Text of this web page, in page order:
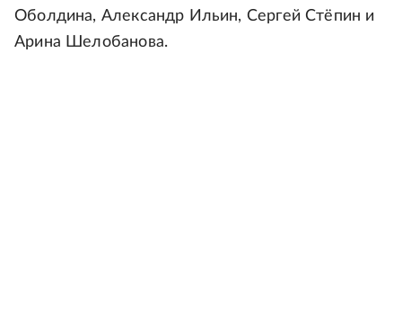
Оболдина, Александр Ильин, Сергей Стёпин и
Арина Шелобанова.